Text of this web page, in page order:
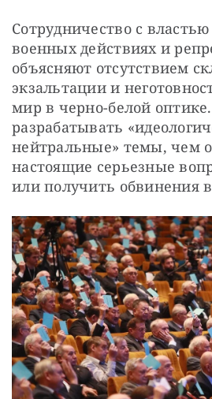
Сотрудничество с
военных действиях и
объясняют отсутствием
экзальтации и
мир в черно-белой
разрабатывать
нейтральные» темы, чем
настоящие серьезные
или получить обвинения